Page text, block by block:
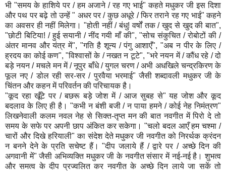
भी "समय के हाशिये पर / हम अजाने / रह गए भाई" कहते मधुकर जी इस दिशा
और पथ पर बढ़े तो उन्हें " अधर पर / कुछ अधूरे / फिर तराने रह गए भाई" कहने
का अवसर ही नहीं मिलेगा। "होती नहीं / बंधु! वर्षों तक / खुद से खुद की बात",
"छोटी बिटिया! / हुई सयानी / नींद गयी माँ की", "सोच संकुचित / रोबोटों की /
अंतर मानव और यंत्र में", "गति है शून्य / पंगु आशाएँ", "अब न पीर के लिए /
ह्रदय का कोई कण", "विश्वासों के / नखत न टूटे", "भरे नयन में / कौंध रहे / दो
बड़े नयन / मचले मन में / नूपुर बाँधे / युगल चरण / अभी अधखिले चन्द्रकिरण के
फूल नए / डोल रही सर-सर / पुरवैया भरमाई" जैसी शब्दावली मधुकर जी के
चिंतन और कहन में परिवर्तन की परिचायक है।
"कूद रहा खूँटे पर / बछरू बड़े जोश में / आज सुबह से" यह जोश और कूद
बदलाव के लिए ही है। "कभी न बंशी बजी / न पाया हमने / कोई नेह निमंत्रण"
लिखनेवाली कलम नवल नेह से सिक्त-तृप्त मन की बात नवगीत में पिरो दे तो
समय के सफे पर अपनी छाप अंकित कर सकेगा। "चलो बदल आएँ हम चश्मा /
चारों और दिखे हरियाली" का संदेश देते मधुकर जी नवगीत को निरर्थक क्रंदन
न बनने देने के प्रति सचेष्ट हैं। "दीप जलाये हैं / द्वारे पर / अच्छे दिन की
अगवानी में" जैसी अभिव्यक्ति मधुकर जी के नवगीत संसार में नई-नई है। शुभत्व
और समत्व के दीप प्रज्वलित कर नवगीत के अच्छे दिन लाये जा सकें तो